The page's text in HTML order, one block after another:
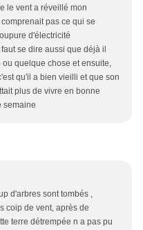
le vent a réveillé mon
pas ce qui se
d'électricité
se dire aussi que déjà il
quelque chose et ensuite,
qu'il a bien vieilli et que son
plus de vivre en bonne
semaine
d'arbres sont tombés ,
coip de vent, après de
terre détrempée n a pas pu